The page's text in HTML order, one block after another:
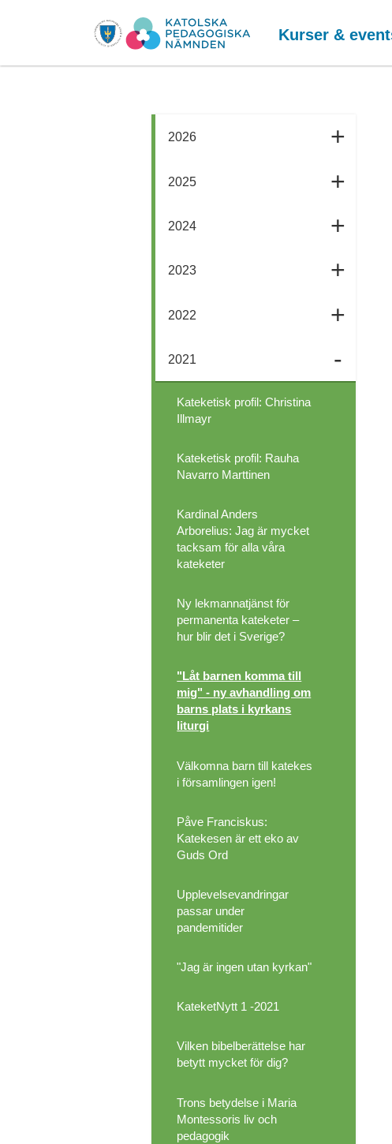
Kurser &
2026
2025
2024
2023
2022
2021
Kateketisk profil: Christina
Illmayr
Kateketisk profil: Rauha
Navarro Marttinen
Kardinal Anders
Arborelius: Jag är mycket
tacksam för alla våra
kateketer
Ny lekmannatjänst för
permanenta kateketer –
hur blir det i Sverige?
"Låt barnen komma till
mig" - ny avhandling om
barns plats i kyrkans
liturgi
Välkomna barn till katekes
i församlingen igen!
Påve Franciskus:
Katekesen är ett eko av
Guds Ord
Upplevelsevandringar
passar under
pandemitider
"Jag är ingen utan kyrkan"
KateketNytt 1 -2021
Vilken bibelberättelse har
betytt mycket för dig?
Trons betydelse i Maria
Montessoris liv och
pedagogik